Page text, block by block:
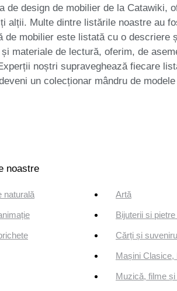
de design de mobilier de la Catawiki,
alții. Multe dintre listările noastre au
de mobilier este listată cu o
materiale de lectură, oferim, de
noștri supraveghează fiecare
un colecționar mândru de
noastre
naturală Artă
Bijuterii si
Cărți și
Mașini
Muzică, filme